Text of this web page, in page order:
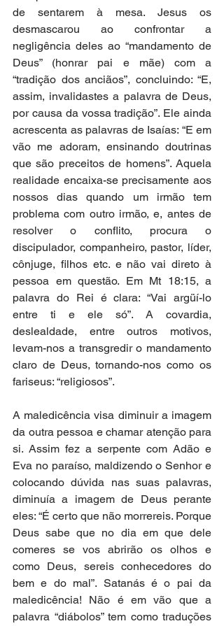
de sentarem à mesa. Jesus os
desmascarou ao confrontar a
negligência deles ao “mandamento de
Deus” (honrar pai e mãe) com a
“tradição dos anciãos”, concluindo: “E,
assim, invalidastes a palavra de Deus,
por causa da vossa tradição”. Ele ainda
acrescenta as palavras de Isaías: “E em
vão me adoram, ensinando doutrinas
que são preceitos de homens”. Aquela
realidade encaixa-se precisamente aos
nossos dias quando um irmão tem
problema com outro irmão, e, antes de
resolver o conflito, procura o
discipulador, companheiro, pastor, líder,
cônjuge, filhos etc. e não vai direto à
pessoa em questão. Em Mt 18:15, a
palavra do Rei é clara: “Vai argüí-lo
entre ti e ele só”. A covardia,
deslealdade, entre outros motivos,
levam-nos a transgredir o mandamento
claro de Deus, tornando-nos como os
fariseus: “religiosos”.
A maledicência visa diminuir a imagem
da outra pessoa e chamar atenção para
si. Assim fez a serpente com Adão e
Eva no paraíso, maldizendo o Senhor e
colocando dúvida nas suas palavras,
diminuía a imagem de Deus perante
eles: “É certo que não morrereis. Porque
Deus sabe que no dia em que dele
comeres se vos abrirão os olhos e
como Deus, sereis conhecedores do
bem e do mal”. Satanás é o pai da
maledicência! Não é em vão que a
palavra “diábolos” tem como traduções